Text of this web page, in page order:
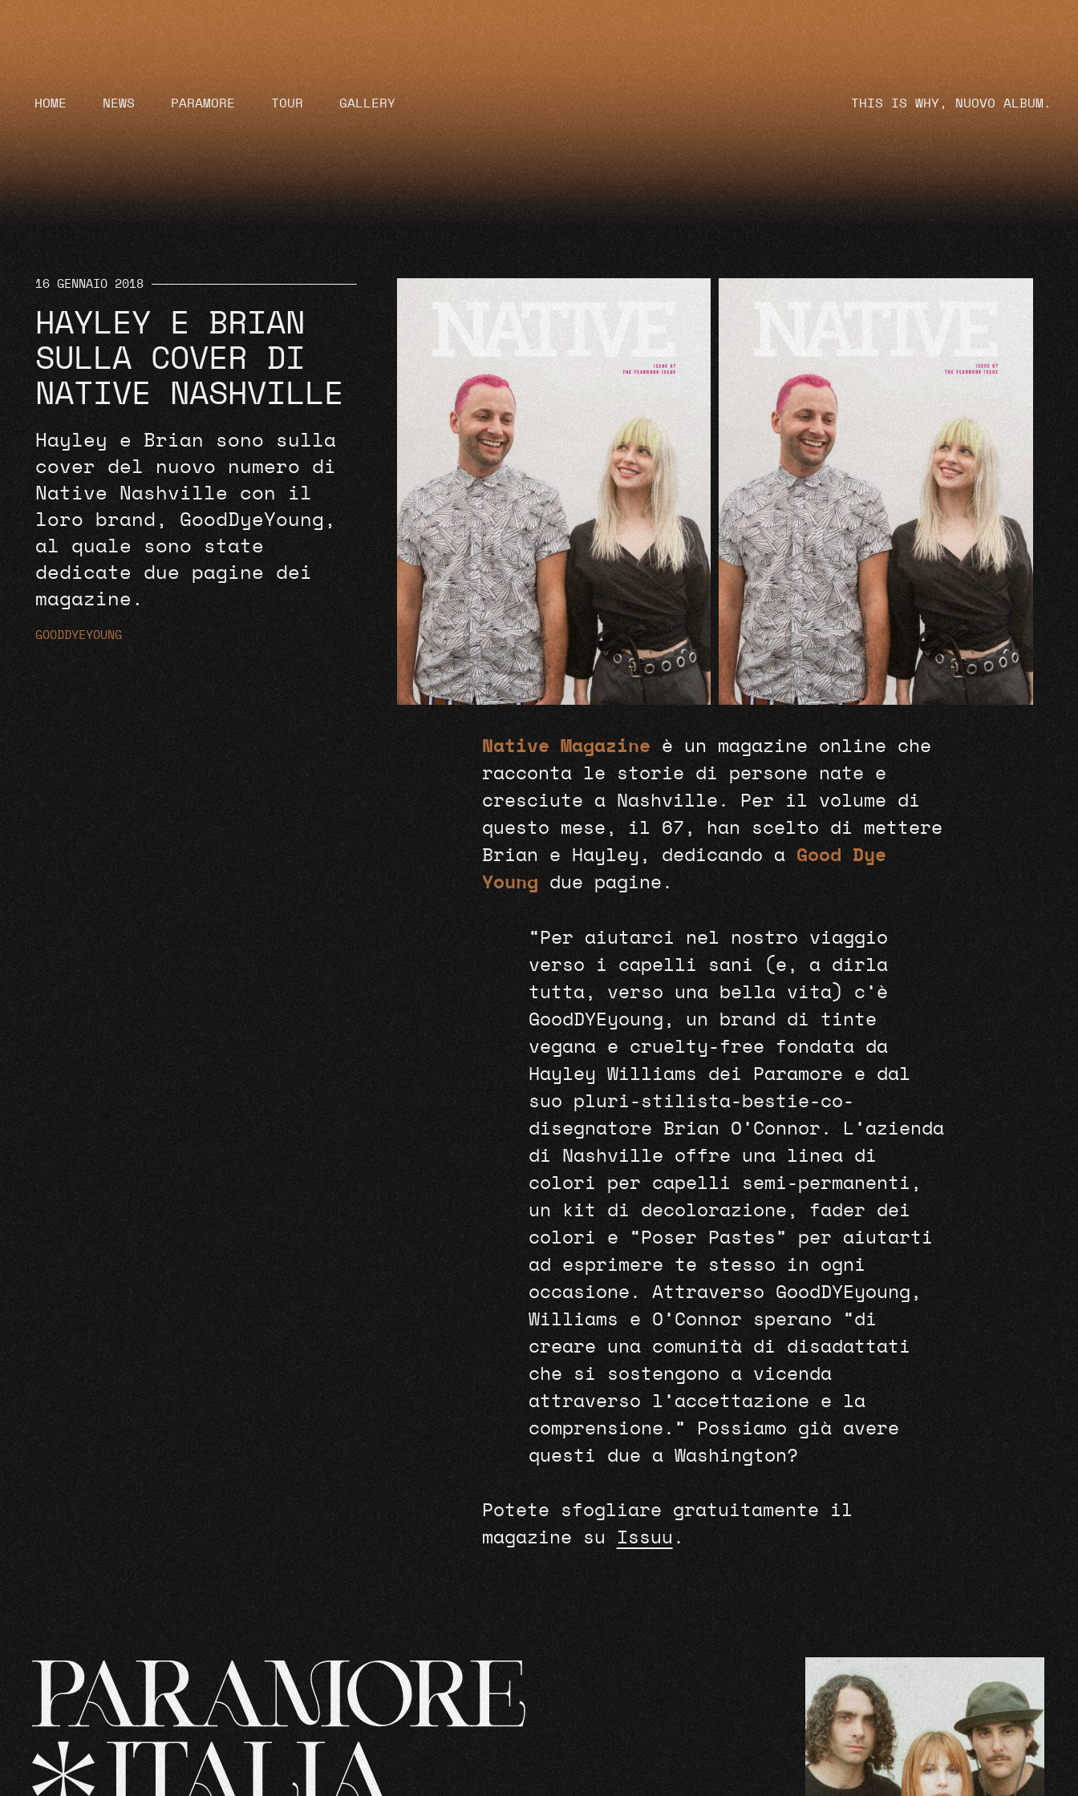
HOME NEWS PARAMORE TOUR GALLERY THIS IS WHY, NUOVO ALBUM.
16 GENNAIO 2018
HAYLEY E BRIAN
SULLA COVER DI
NATIVE NASHVILLE
Hayley e Brian sono sulla
cover del nuovo numero di
Native Nashville con il
loro brand, GoodDyeYoung,
al quale sono state
dedicate due pagine dei
magazine.
GOODDYEYOUNG
Native Magazine è un magazine online che
racconta le storie di persone nate e
cresciute a Nashville. Per il volume di
questo mese, il 67, han scelto di mettere
Brian e Hayley, dedicando a Good Dye
Young due pagine.
“Per aiutarci nel nostro viaggio
verso i capelli sani (e, a dirla
tutta, verso una bella vita) c’è
GoodDYEyoung, un brand di tinte
vegana e cruelty-free fondata da
Hayley Williams dei Paramore e dal
suo pluri-stilista-bestie-co-
disegnatore Brian O’Connor. L’azienda
di Nashville offre una linea di
colori per capelli semi-permanenti,
un kit di decolorazione, fader dei
colori e “Poser Pastes” per aiutarti
ad esprimere te stesso in ogni
occasione. Attraverso GoodDYEyoung,
Williams e O’Connor sperano “di
creare una comunità di disadattati
che si sostengono a vicenda
attraverso l’accettazione e la
comprensione.” Possiamo già avere
questi due a Washington?
Potete sfogliare gratuitamente il
magazine su
Issuu .